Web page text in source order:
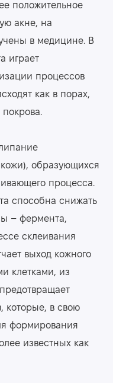
положительное
акне, на
в медицине. В
играет
процессов
как в порах,
образующихся
процесса.
способна снижать
– фермента,
склеивания
выход кожного
клетками, из
которые, в свою
формирования
известных как